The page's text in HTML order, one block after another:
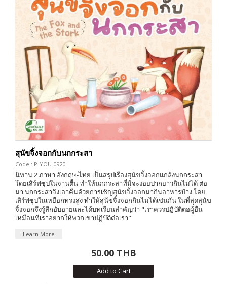
สุนัขจิ้งจอกกับนกกระสา
Code : P-YOU-0920
นิทาน 2 ภาษา อังกฤษ-ไทย เป็นสรุปเรื่องสุนัขจิ้งจอกแกล้งนกกระสา
โดยเสิร์ฟซุปในจานตื้น ทำให้นกกระสาที่มีจะงอยปากยาวกินไม่ได้ ต่อ
มา นกกระสาจึงเอาคืนด้วยการเชิญสุนัขจิ้งจอกมากินอาหารบ้าง โดย
เสิร์ฟซุปในเหยือกทรงสูง ทำให้สุนัขจิ้งจอกกินไม่ได้เช่นกัน ในที่สุดสุนัข
จิ้งจอกจึงรู้สึกอับอายและได้บทเรียนสำคัญว่า "เราควรปฏิบัติต่อผู้อื่น
เหมือนที่เราอยากให้พวกเขาปฏิบัติต่อเรา"
Learn More
50.00 THB
Add to Cart